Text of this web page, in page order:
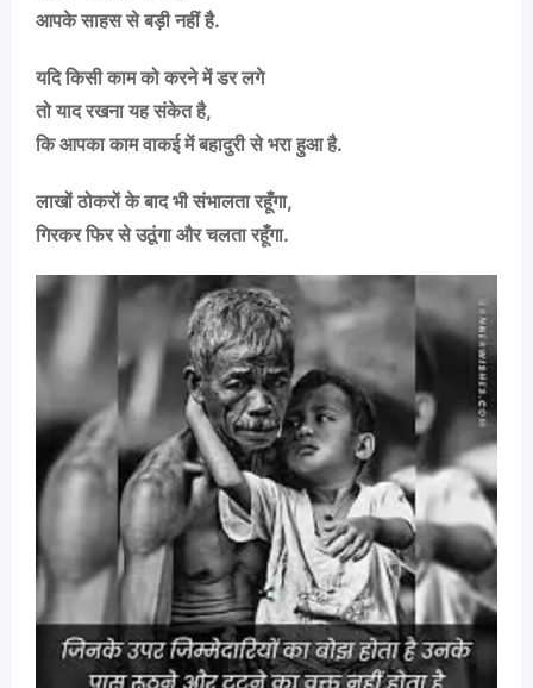
आपके साहस से बड़ी नहीं है.
यदि किसी काम को करने में डर लगे
तो याद रखना यह संकेत है,
कि आपका काम वाकई में बहादुरी से भरा हुआ है.
लाखों ठोकरों के बाद भी संभालता रहूँगा,
गिरकर फिर से उठूंगा और चलता रहूँगा.